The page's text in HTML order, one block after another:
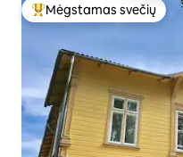
Svečių mėgstamiausias
Mėgstamas svečių